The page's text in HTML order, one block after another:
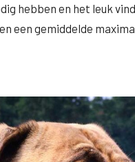
hebben en het leuk
een gemiddelde